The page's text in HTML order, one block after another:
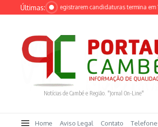
Ir para o conteúdo
Últimas:
para partidos registrarem candidaturas termina em 15 de
Notícias de Cambé e Região. "Jornal On-Line"
Home Aviso Legal Contato